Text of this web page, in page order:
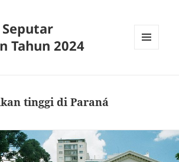
Tahun 2024
tinggi di Paraná